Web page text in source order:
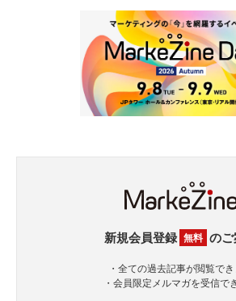
新規会員登録 無料 の
・全ての過去記事が閲覧で
・会員限定メルマガを受信で